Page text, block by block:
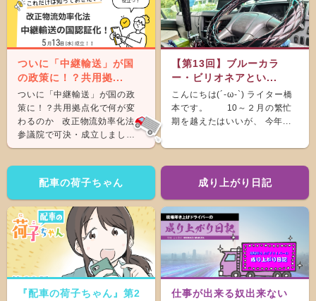
ついに「中継輸送」が国
の政策に！？共用拠...
ついに「中継輸送」が国の政
策に！？共用拠点化で何が変
わるのか 改正物流効率化法が
参議院で可決・成立しまし
た。 &nb...
【第13回】ブルーカラ
ー・ビリオネアとい...
こんにちは(´-ω-`) ライター橋
本です。 10～２月の繁忙
期を越えたはいいが、 今年...
配車の荷子ちゃん
『配車の荷子ちゃん』第2
成り上がり日記
仕事が出来る奴出来ない